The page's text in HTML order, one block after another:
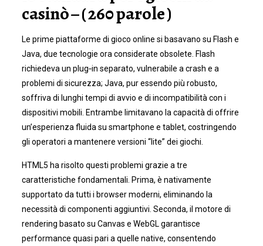
casinò – ( 260 parole )
Le prime piattaforme di gioco online si basavano su Flash e
Java, due tecnologie ora considerate obsolete. Flash
richiedeva un plug‑in separato, vulnerabile a crash e a
problemi di sicurezza; Java, pur essendo più robusto,
soffriva di lunghi tempi di avvio e di incompatibilità con i
dispositivi mobili. Entrambe limitavano la capacità di offrire
un’esperienza fluida su smartphone e tablet, costringendo
gli operatori a mantenere versioni “lite” dei giochi.
HTML5 ha risolto questi problemi grazie a tre
caratteristiche fondamentali. Prima, è nativamente
supportato da tutti i browser moderni, eliminando la
necessità di componenti aggiuntivi. Seconda, il motore di
rendering basato su Canvas e WebGL garantisce
performance quasi pari a quelle native, consentendo